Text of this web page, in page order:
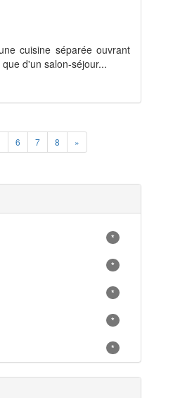
cuisine séparée ouvrant
d'un salon-séjour...
6 7 8 »
*
*
*
*
*
*